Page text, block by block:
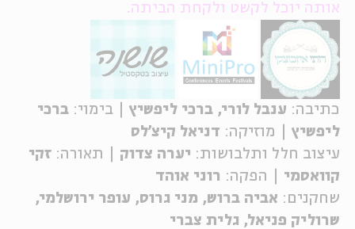
אותה יוכל לקשט ולקחת הביתה.
כתיבה: ענבל לורי, ברכי ליפשיץ | בימוי: ברכי
ליפשיץ
| מוזיקה: דניאל קיצ'לס
עיצוב חלל ותלבושות: יערה צדוק | תאורה: זקי
קוואסמי | הפקה: רוני אוהד
שחקנים: אביה ברוש, מני גרוס, עופר ירושלמי,
שרוליק פניאל, גלית צברי